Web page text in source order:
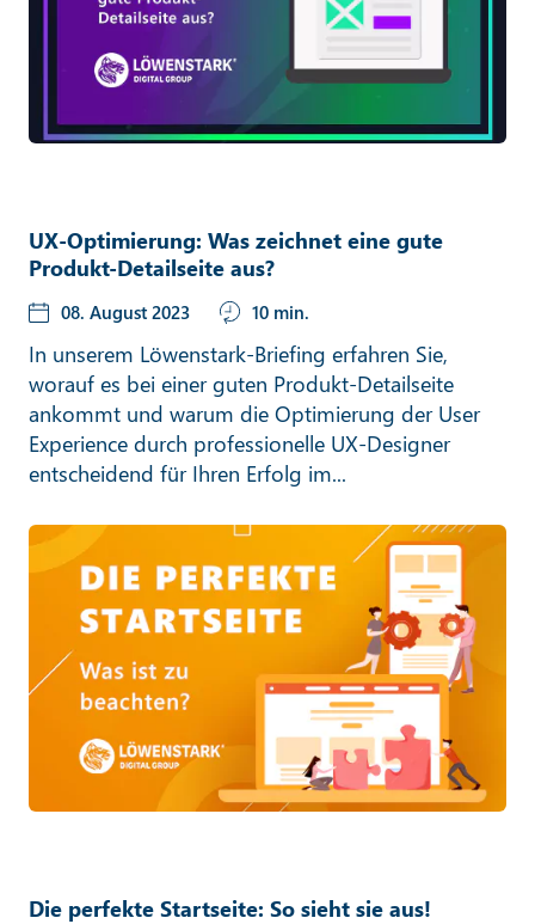
UX-Optimierung: Was zeichnet eine gute
Produkt-Detailseite aus?
08. August 2023 10 min.
In unserem Löwenstark-Briefing erfahren Sie,
worauf es bei einer guten Produkt-Detailseite
ankommt und warum die Optimierung der User
Experience durch professionelle UX-Designer
entscheidend für Ihren Erfolg im...
Die perfekte Startseite: So sieht sie aus!